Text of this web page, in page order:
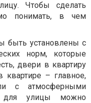
Чтобы сделать
понимать, в чем
быть установлены с
норм, которые
двери в квартиру
– главное,
с атмосферными
для улицы можно